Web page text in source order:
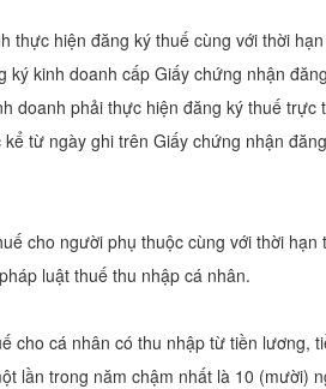
thực hiện đăng ký thuế cùng với thời
kinh doanh cấp Giấy chứng nhận
doanh phải thực hiện đăng ký thuế trực
từ ngày ghi trên Giấy chứng nhận
cho người phụ thuộc cùng với thời hạn
luật thuế thu nhập cá nhân.
cho cá nhân có thu nhập từ tiền lương,
lần trong năm chậm nhất là 10 (mười)